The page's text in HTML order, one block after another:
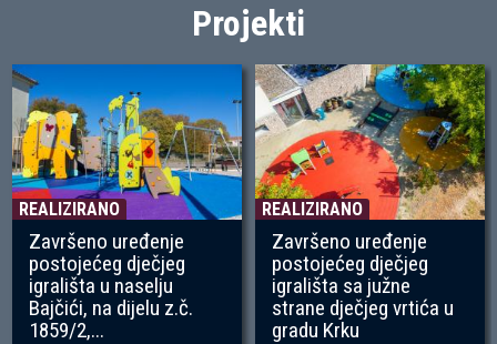
Projekti
REALIZIRANO
Završeno uređenje
postojećeg dječjeg
igrališta u naselju
Bajčići, na dijelu z.č.
1859/2,...
REALIZIRANO
Završeno uređenje
postojećeg dječjeg
igrališta sa južne
strane dječjeg vrtića u
gradu Krku